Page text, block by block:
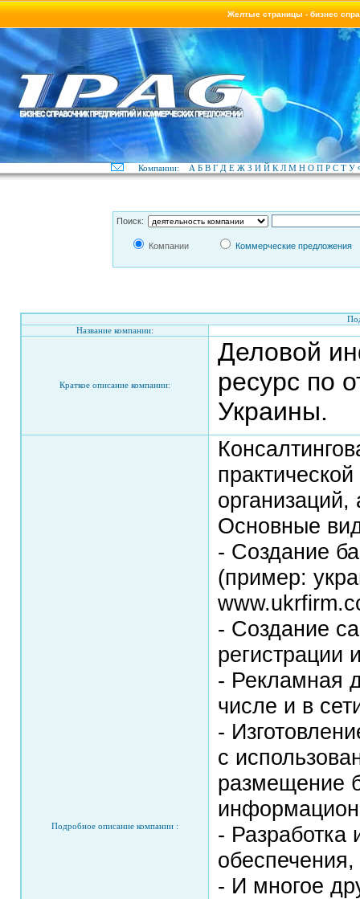
Желтые страницы - бизнес
Компании: А Б В Г Д Е Ж З И Й К Л М Н О П Р С Т У
Поиск:
Компании Коммерческие предложения
Название компании:
Краткое описание компании:
Деловой
ресурс по
Украины.
Подробное описание компании :
Основные
- Создание
(пример:
- Создание
регистрации
- Рекламная
числе и в
-
с
размещение
- Разработка
обеспечения,
- И многое